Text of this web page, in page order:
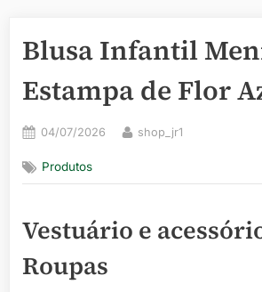
Blusa Infantil
Estampa de Flor
Posted
04/07/2026 By
shop_jr1
Produtos
Vestuário e
Roupas